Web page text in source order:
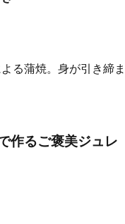
る蒲焼。身が引き締
作るご褒美ジュレ